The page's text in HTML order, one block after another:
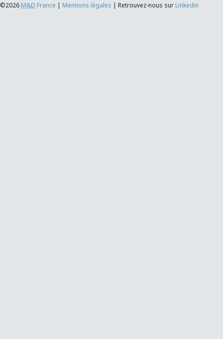
©2026 M&D France | Mentions légales | Retrouvez-nous sur Linkedin